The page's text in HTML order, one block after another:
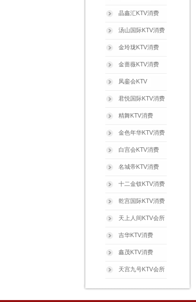
晶鑫汇KTV消费
汤山国际KTV消费
金玲珑KTV消费
金蔷薇KTV消费
凤銮会KTV
君悦国际KTV消费
精舞KTV消费
金色年华KTV消费
白宫会KTV消费
名城帝KTV消费
十二金钗KTV消费
乾宫国际KTV消费
天上人间KTV会所
吉华KTV消费
鑫茂KTV消费
天宫九号KTV会所